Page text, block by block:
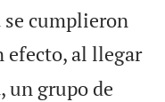
se cumplieron
efecto, al llegar
un grupo de